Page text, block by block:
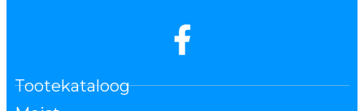
Tootekataloog